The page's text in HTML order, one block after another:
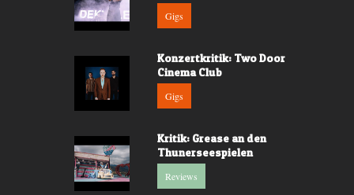
Gigs
Konzertkritik: Two Door
Cinema Club
Gigs
Kritik: Grease an den
Thunerseespielen
Reviews